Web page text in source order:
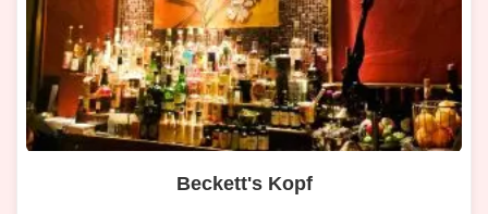
Beckett's Kopf